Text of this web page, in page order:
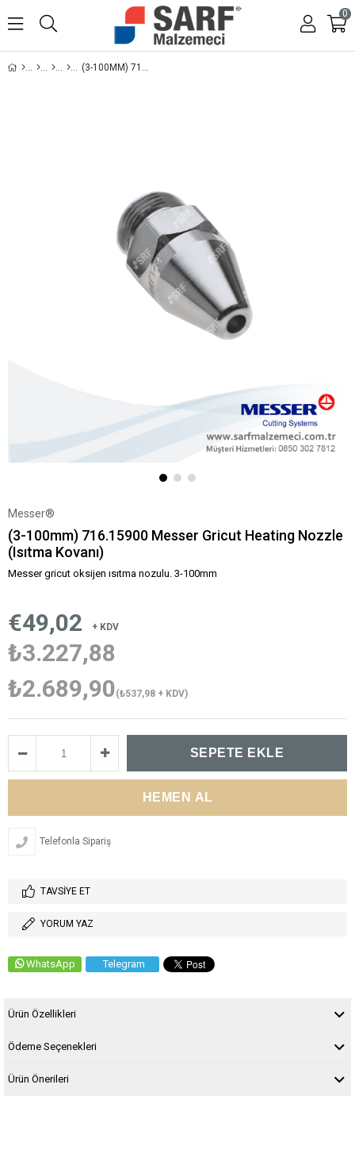
0
(3-100MM) 716.15900 MESSER GRICUT HEATING NOZZLE (ISITMA KOVANI)
Messer®
(3-100mm) 716.15900 Messer Gricut Heating Nozzle
(Isıtma Kovanı)
Messer gricut oksijen ısıtma nozulu. 3-100mm
€49,02 + KDV
₺3.227,88
₺2.689,90 (₺537,98 + KDV)
Telefonla Sipariş
TAVSIYE ET
YORUM YAZ
WhatsApp Telegram
Ürün Özellikleri
Ödeme Seçenekleri
Ürün Önerileri